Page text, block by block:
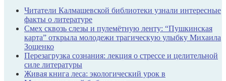
Читатели Калмашевской библиотеки узнали интересные
факты о литературе
Смех сквозь слезы и пулемётную ленту: “Пушкинская
карта” открыла молодежи трагическую улыбку Михаила
Зощенко
Перезагрузка сознания: лекция о стрессе и целительной
силе литературы
Живая книга леса: экологический урок в